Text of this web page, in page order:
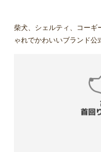
柴犬、シェルティ、コーギ
ゃれでかわいいブランド公